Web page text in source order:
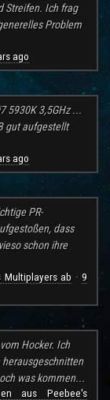
Streifen. Ich frag
Problem
ago
5930K 3,5GHz ...
gut aufgestellt
ago
PR-
dass
schon ihre
Multiplayers ab ·9
Hocker. Ich
herausgeschnitten
was kommen...
aus Peebee's